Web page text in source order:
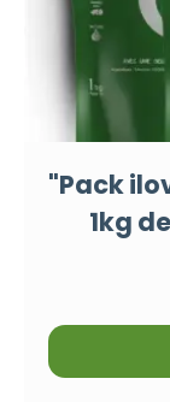
"Pack
1kg